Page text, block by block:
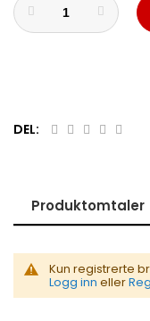
DEL:
Produktomtaler
Kun registrerte
Logg inn eller